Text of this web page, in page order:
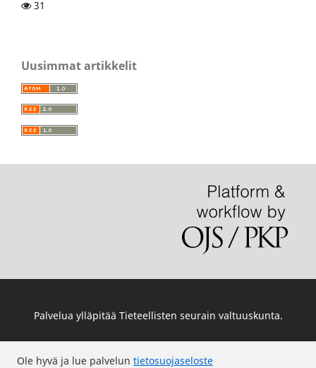
31
Uusimmat artikkelit
Ole hyvä ja lue palvelun tietosuojaseloste
Palvelua ylläpitää Tieteellisten seurain valtuuskunta.